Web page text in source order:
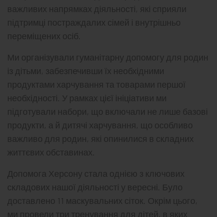
важливих напрямках діяльності, які сприяли
підтримці постраждалих сімей і внутрішньо
переміщених осіб.
Ми організували гуманітарну допомогу для родин
із дітьми, забезпечивши їх необхідними
продуктами харчування та товарами першої
необхідності. У рамках цієї ініціативи ми
підготували набори, що включали не лише базові
продукти, а й дитячі харчування, що особливо
важливо для родин, які опинилися в складних
життєвих обставинах.
Допомога Херсону стала однією з ключових
складових нашої діяльності у вересні. Було
доставлено 11 маскувальних сіток. Окрім цього,
ми провели три тренування для дітей, в яких